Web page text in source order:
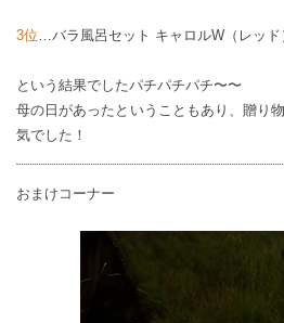
3位 バラ風呂セット キャロルW（レッド
という結果でしたパチパチパチ〜〜
母の日があったということもあり、贈り
気でした！
おまけコーナー